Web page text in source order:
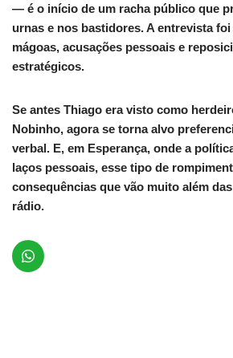
— é o início de um racha público que
urnas e nos bastidores. A entrevista
mágoas, acusações pessoais e
estratégicos.
Se antes Thiago era visto como
Nobinho, agora se torna alvo
verbal. E, em Esperança, onde a
laços pessoais, esse tipo de
consequências que vão muito além
rádio.